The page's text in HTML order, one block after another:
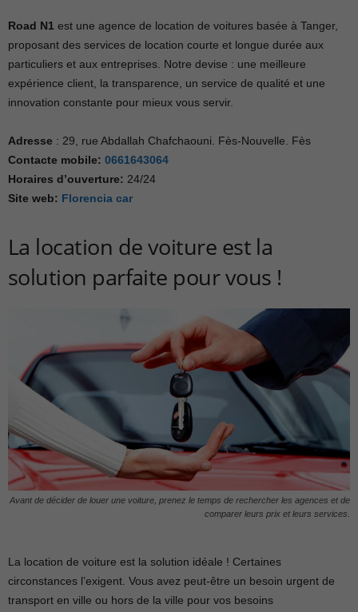
Road N1 est une agence de location de voitures basée à Tanger,
proposant des services de location courte et longue durée aux
particuliers et aux entreprises. Notre devise : une meilleure
expérience client, la transparence, un service de qualité et une
innovation constante pour mieux vous servir.
Adresse : 29, rue Abdallah Chafchaouni. Fès-Nouvelle. Fès
Contacte mobile: 0661643064
Horaires d’ouverture: 24/24
Site web: Florencia car
La location de voiture est la
solution parfaite pour vous !
Avant de décider de louer une voiture, prenez le temps de rechercher les agences et de
comparer leurs prix et leurs services.
La location de voiture est la solution idéale ! Certaines
circonstances l’exigent. Vous avez peut-être un besoin urgent de
transport en ville ou hors de la ville pour vos besoins